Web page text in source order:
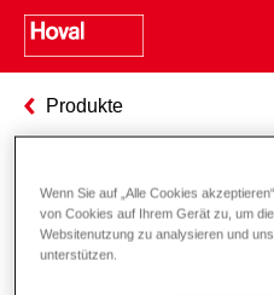
Produkte
Verantwortung
Wenn Sie auf „Alle Cookies
von Cookies auf Ihrem Gerät zu, um
Websitenutzung zu analysieren und
unterstützen.